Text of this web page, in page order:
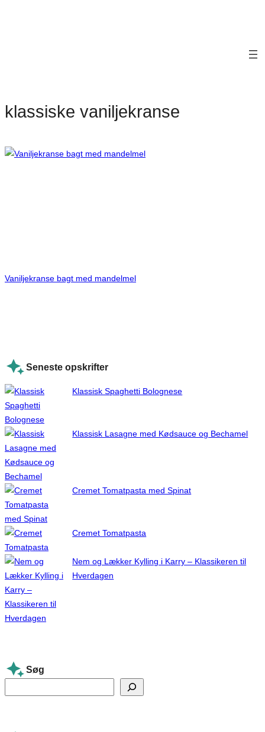
klassiske vaniljekranse
Vaniljekranse bagt med mandelmel
Seneste opskrifter
Klassisk Spaghetti Bolognese
Klassisk Lasagne med Kødsauce og Bechamel
Cremet Tomatpasta med Spinat
Cremet Tomatpasta
Nem og Lækker Kylling i Karry – Klassikeren til
Hverdagen
Søg
e